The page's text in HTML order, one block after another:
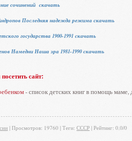
сочинений скачать
Последняя надежда режима скачать
государства 1900-1991 скачать
Намедни Наша эра 1981-1990 скачать
сайт:
- список детских книг в помощь маме,
| Просмотров: 19760 | Теги: СССР | Рейтинг: 0.0/0